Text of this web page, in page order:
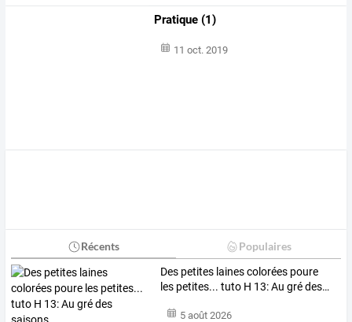
Pratique (1)
11 oct. 2019
Récents Populaires
Des petites lainescolorées poure
les petites... tuto H 13:Au grédes…
5 août 2026